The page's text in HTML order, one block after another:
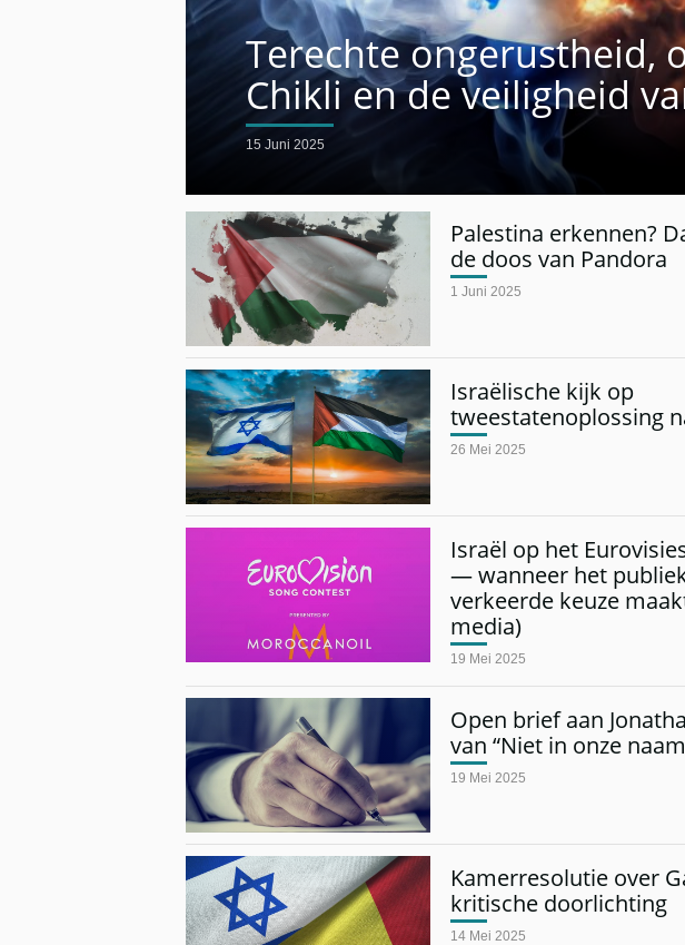
Terechte ongerustheid,
Chikli en de veiligheid
15 Juni 2025
Palestina erkennen?
de doos van Pandora
1 Juni 2025
Israëlische kijk op
tweestatenoplossing
26 Mei 2025
Israël op het
— wanneer het
verkeerde keuze
media)
19 Mei 2025
Open brief aan
van “Niet in onze
19 Mei 2025
Kamerresolutie over
kritische doorlichting
14 Mei 2025